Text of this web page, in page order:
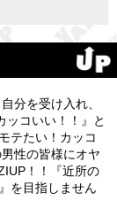
分を受け入れ、
ッコいい！！』と
テたい！カッコ
性の皆様にオヤ
！！『近所の
を目指しません